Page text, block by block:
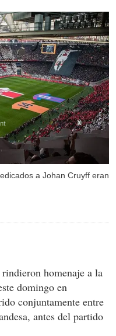
a Johan Cruyff eran
X
X
homenaje a la
domingo en
conjuntamente entre
antes del partido